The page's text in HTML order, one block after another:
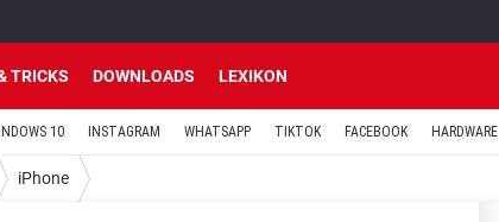
TRICKS DOWNLOADS LEXIKON
10 INSTAGRAM WHATSAPP TIKTOK FACEBOOK HARDWARE
iPhone